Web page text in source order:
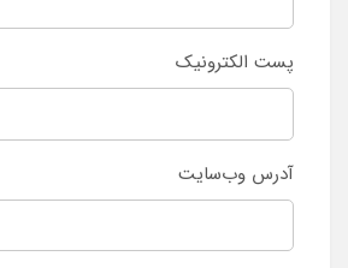
پست الکترونیک
آدرس وب‌سایت